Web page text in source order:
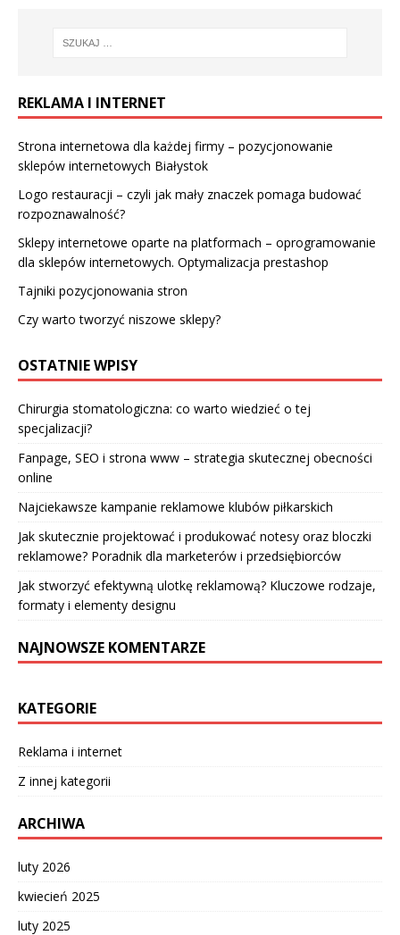
REKLAMA I INTERNET
Strona internetowa dla każdej firmy – pozycjonowanie
sklepów internetowych Białystok
Logo restauracji – czyli jak mały znaczek pomaga budować
rozpoznawalność?
Sklepy internetowe oparte na platformach – oprogramowanie
dla sklepów internetowych. Optymalizacja prestashop
Tajniki pozycjonowania stron
Czy warto tworzyć niszowe sklepy?
OSTATNIE WPISY
Chirurgia stomatologiczna: co warto wiedzieć o tej
specjalizacji?
Fanpage, SEO i strona www – strategia skutecznej obecności
online
Najciekawsze kampanie reklamowe klubów piłkarskich
Jak skutecznie projektować i produkować notesy oraz bloczki
reklamowe? Poradnik dla marketerów i przedsiębiorców
Jak stworzyć efektywną ulotkę reklamową? Kluczowe rodzaje,
formaty i elementy designu
NAJNOWSZE KOMENTARZE
KATEGORIE
Reklama i internet
Z innej kategorii
ARCHIWA
luty 2026
kwiecień 2025
luty 2025